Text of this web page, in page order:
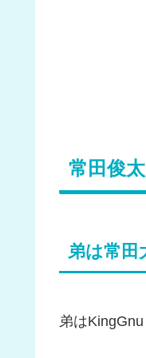
常田俊
弟は常田
弟は